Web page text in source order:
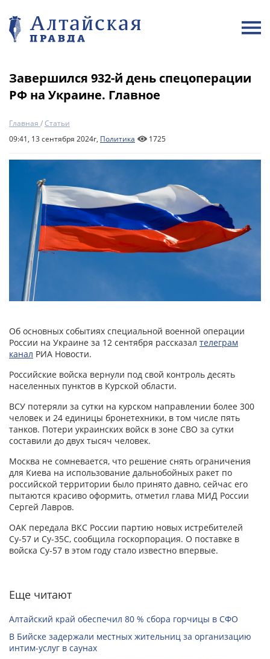
Завершился 932-й день спецоперации
РФ на Украине. Главное
Главная /Статьи
09:41, 13 сентября 2024г, Политика 1725
Об основных событиях специальной военной операции
России на Украине за 12 сентября рассказал телеграм
канал РИА Новости.
Российские войска вернули под свой контроль десять
населенных пунктов в Курской области.
ВСУ потеряли за сутки на курском направлении более 300
человек и 24 единицы бронетехники, в том числе пять
танков. Потери украинских войск в зоне СВО за сутки
составили до двух тысяч человек.
Москва не сомневается, что решение снять ограничения
для Киева на использование дальнобойных ракет по
российской территории было принято давно, сейчас его
пытаются красиво оформить, отметил глава МИД России
Сергей Лавров.
ОАК передала ВКС России партию новых истребителей
Су-57 и Су-35С, сообщила госкорпорация. О поставке в
войска Су-57 в этом году стало известно впервые.
Еще читают
Алтайский край обеспечил 80 % сбора горчицы в СФО
В Бийске задержали местных жительниц за организацию
интим-услуг в саунах